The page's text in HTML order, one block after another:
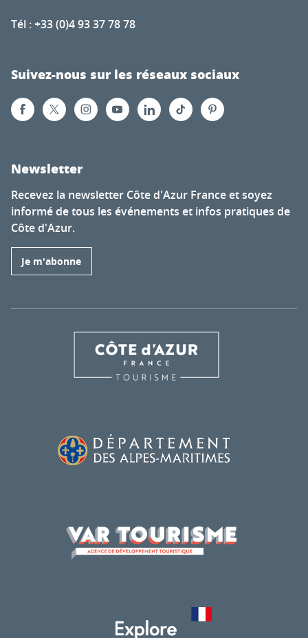
Tél : +33 (0)4 93 37 78 78
Suivez-nous sur les réseaux sociaux
Newsletter
Recevez la newsletter Côte d'Azur France et soyez
informé de tous les événements et infos pratiques de
Côte d'Azur.
Je m'abonne